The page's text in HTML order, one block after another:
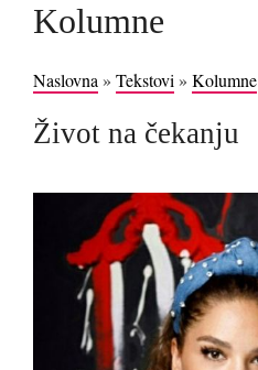
Kolumne
Naslovna » Tekstovi » Kolumne
Život na čekanju